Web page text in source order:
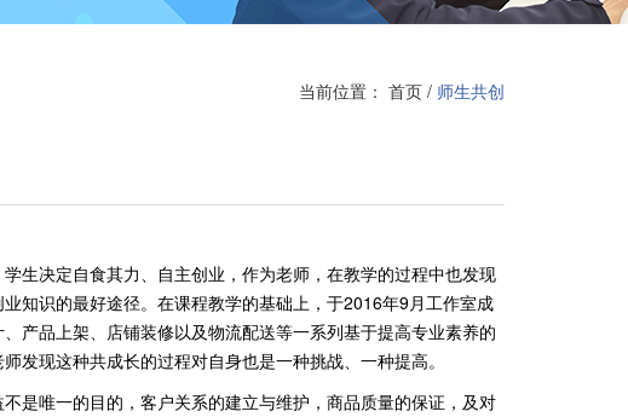
当前位置： 首页 / 师生共创
生决定自食其力、自主创业，作为老师，在教学的过程中也发现
知识的最好途径。在课程教学的基础上，于2016年9月工作室成
产品上架、店铺装修以及物流配送等一系列基于提高专业素养的
发现这种共成长的过程对自身也是一种挑战、一种提高。
是唯一的目的，客户关系的建立与维护，商品质量的保证，及对